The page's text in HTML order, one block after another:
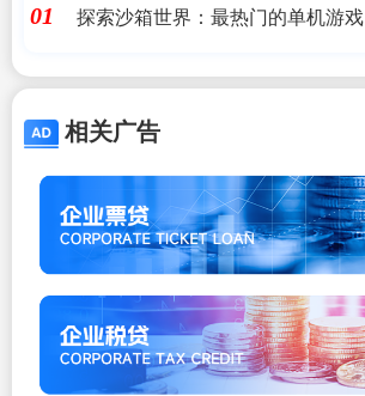
01 探索沙箱世界：最热门的单机游戏
相关广告